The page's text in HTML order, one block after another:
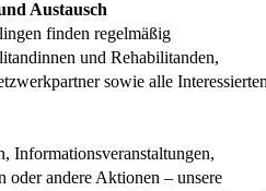
Austausch
finden regelmäßig
und Rehabilitanden,
sowie alle
Informationsveranstaltungen,
oder andere Aktionen – unsere